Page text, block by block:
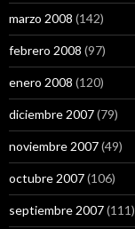
marzo 2008 (142)
febrero 2008 (97)
enero 2008 (120)
diciembre 2007(79)
noviembre 2007(49)
octubre 2007(106)
septiembre 2007(111)